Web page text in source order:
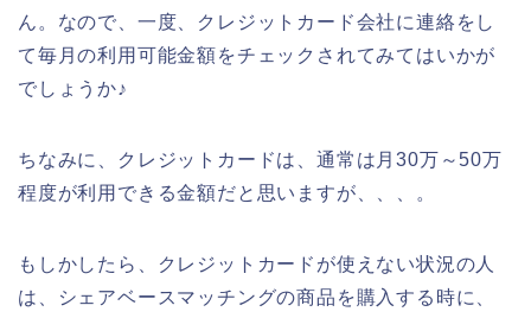
ん。なので、一度、クレジットカード会社に連絡をし
て毎月の利用可能金額をチェックされてみてはいかが
でしょうか♪
ちなみに、クレジットカードは、通常は月30万～50万
程度が利用できる金額だと思いますが、、、。
もしかしたら、クレジットカードが使えない状況の人
は、シェアベースマッチングの商品を購入する時に、